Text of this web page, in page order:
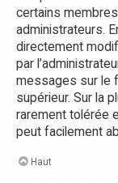
certains
administrateurs.
directement
par
messages sur le
supérieur. Sur la
rarement tolérée
peut facilement
Haut